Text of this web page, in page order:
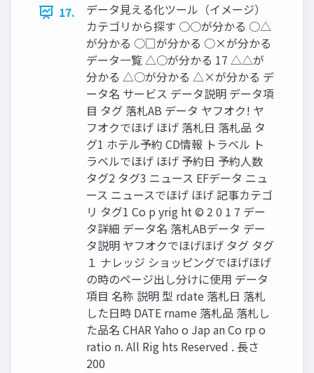
17.
データ見える化ツール（イメージ）
カテゴリから探す ○○が分かる ○△
が分かる ○□が分かる ○×が分かる
データ一覧 △○が分かる 17 △△が
分かる △○が分かる △×が分かる デ
ータ名 サービス データ説明 データ項
目 タグ 落札AB データ ヤフオク! ヤ
フオクでほげ ほげ 落札日 落札品 タ
グ1 ホテル予約 CD情報 トラベル ト
ラベルでほげ ほげ 予約日 予約人数
タグ2 タグ3 ニュース EFデータ ニュ
ース ニュースでほげ ほげ 記事カテゴ
リ タグ1 Co p yrig ht © 2 0 1 7 デー
タ詳細 データ名 落札ABデータ デー
タ説明 ヤフオクでほげほげ タグ タグ
１ ナレッジ ショッピングでほげほげ
の時のページ出し分けに使用 データ
項目 名称 説明 型 rdate 落札日 落札
した日時 DATE rname 落札品 落札し
た品名 CHAR Yaho o Jap an Co rp o
ratio n. All Rig hts Reserved . 長さ
200